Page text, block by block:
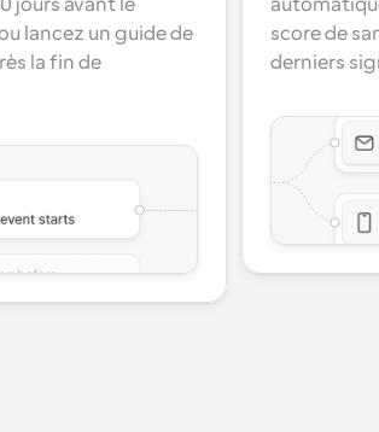
jours avant le
lancez un guide de
la fin de
score de
derniers